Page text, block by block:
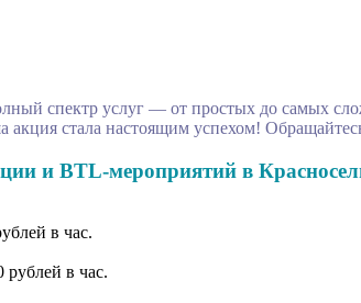
спектр услуг — от простых до самых
стала настоящим успехом!
и BTL-мероприятий в
в час.
в час.